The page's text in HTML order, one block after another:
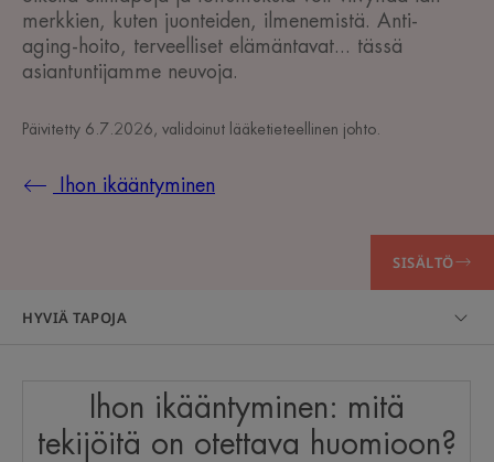
merkkien, kuten juonteiden, ilmenemistä. Anti-
aging-hoito, terveelliset elämäntavat... tässä
asiantuntijamme neuvoja.
Päivitetty 6.7.2026 , validoinut lääketieteellinen johto
Ihon ikääntyminen
SISÄLTÖ
HYVIÄ TAPOJA
Ihon ikääntyminen: mitä
tekijöitä on otettava huomioon?